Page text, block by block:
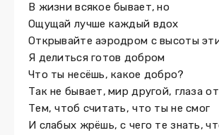
В жизни всякое бывает, но
Ощущай лучше каждый вдох
Открывайте аэродром с высоты
Я делиться готов добром
Что ты несёшь, какое добро?
Так не бывает, мир другой, глаза
Тем, чтоб считать, что ты не смог
И слабых жрёшь, с чего те знать,